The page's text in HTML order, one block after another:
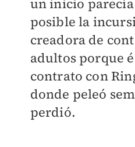
un inicio
posible la
creadora de
adultos porque
contrato con
donde peleó
perdió.